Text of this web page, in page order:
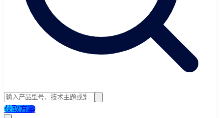
获取方案